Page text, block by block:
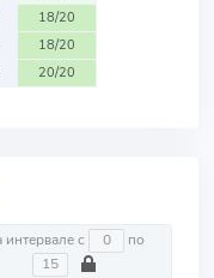
18/20
18/20
20/20
На интервале с по